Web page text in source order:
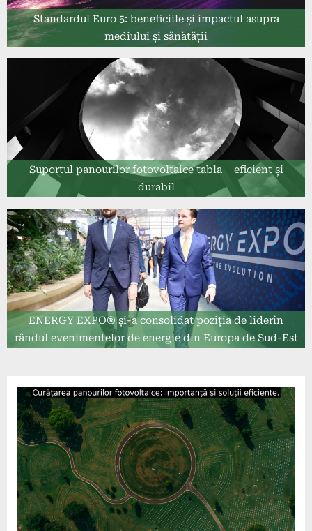
Standardul Euro 5: beneficiile și impactul asupra
mediului și sănătății
Suportul panourilor fotovoltaice tabla – eficient și
durabil
ENERGY EXPO® și-a consolidat poziția de liderîn
rândul evenimentelor de energie din Europa de Sud-Est